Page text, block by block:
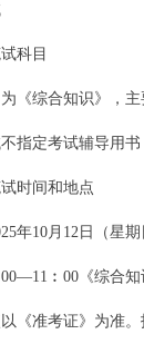
科目
《综合知识》，主
指定考试辅导用书
时间和地点
年10月12日（星期
《综合知
《准考证》为准。